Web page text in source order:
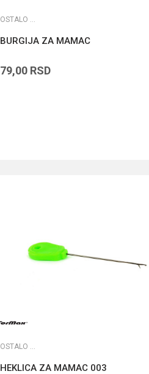
OSTALO ŠARANSKO
BURGIJA ZA MAMAC
79,00 RSD
OSTALO ŠARANSKO
HEKLICA ZA MAMAC 003